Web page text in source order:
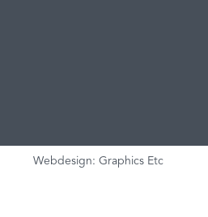
Webdesign: Graphics Etc